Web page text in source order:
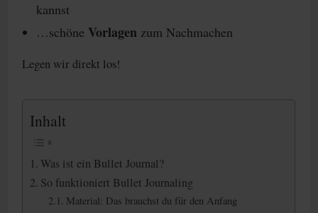
kannst
…schöne Vorlagen zum Nachmachen
Legen wir direkt los!
Inhalt
Was ist ein Bullet Journal?
So funktioniert Bullet Journaling
Material: Das brauchst du für den Anfang